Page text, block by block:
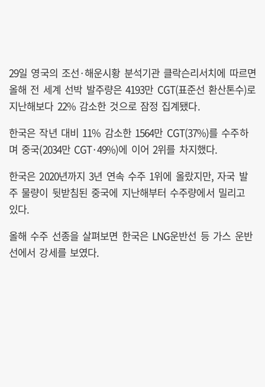
29일 영국의 조선·해운시황 분석기관 클락슨리서치에 따르면
올해 전 세계 선박 발주량은 4193만 CGT(표준선 환산톤수)로
지난해보다 22% 감소한 것으로 잠정 집계됐다.
한국은 작년 대비 11% 감소한 1564만 CGT(37%)를 수주하
며 중국(2034만 CGT·49%)에 이어 2위를 차지했다.
한국은 2020년까지 3년 연속 수주 1위에 올랐지만, 자국 발
주 물량이 뒷받침된 중국에 지난해부터 수주량에서 밀리고
있다.
올해 수주 선종을 살펴보면 한국은 LNG운반선 등 가스 운반
선에서 강세를 보였다.